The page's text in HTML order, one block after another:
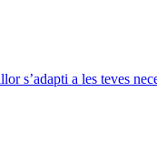
s’adapti a les teves